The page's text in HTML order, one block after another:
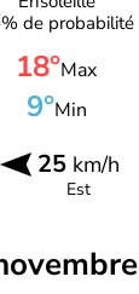
de probabilité
18°Max
9°Min
25km/h
Est